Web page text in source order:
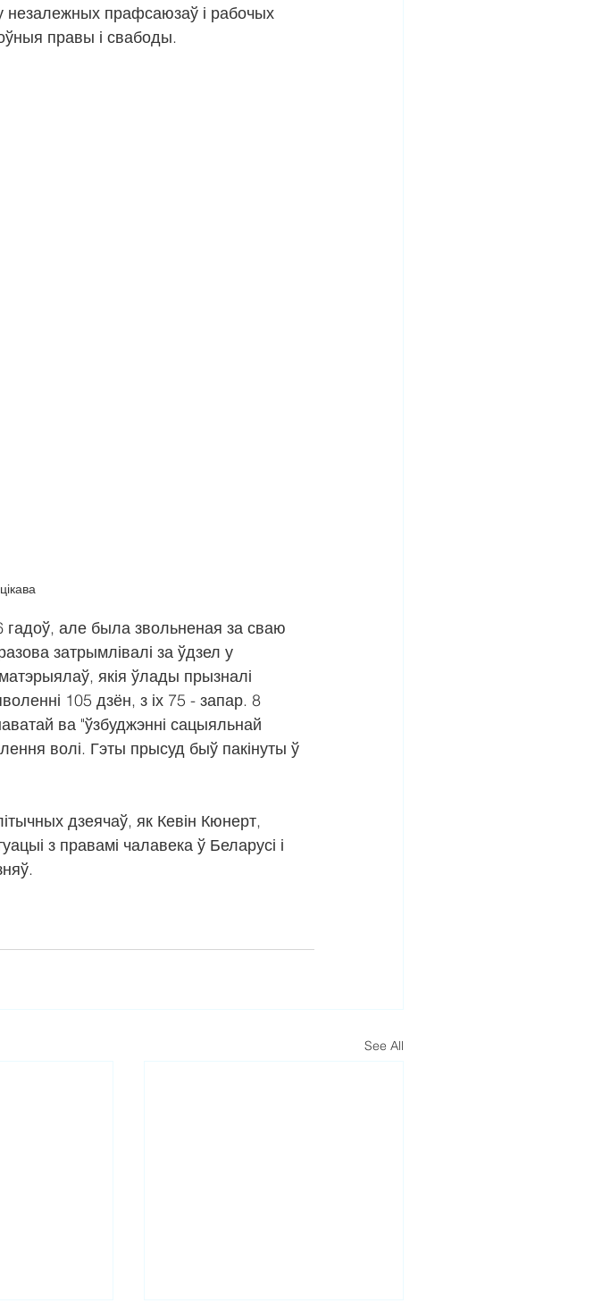
незалежных прафсаюзаў і рабочых
правы і свабоды.
але была звольненая за сваю
затрымлівалі за ўдзел у
якія ўлады прызналі
105 дзён, з іх 75 - запар. 8
ва "ўзбуджэнні сацыяльнай
волі. Гэты прысуд быў пакінуты ў
дзеячаў, як Кевін Кюнерт,
з правамі чалавека ў Беларусі і
See All